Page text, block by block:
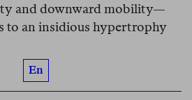
and downward mobility—
to an insidious hypertrophy
En